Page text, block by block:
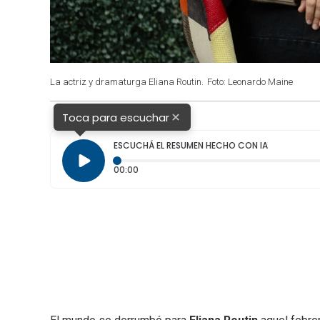
La actriz y dramaturga Eliana Routin. Foto: Leonardo Maine
Toca para escuchar×
ESCUCHÁ EL RESUMEN HECHO CON IA
00:00